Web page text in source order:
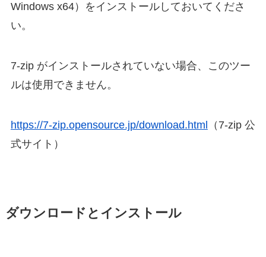
Windows x64）をインストールしておいてくださ
い。
7-zip がインストールされていない場合、このツー
ルは使用できません。
https://7-zip.opensource.jp/download.html （7-zip 公
式サイト）
ダウンロードとインストール